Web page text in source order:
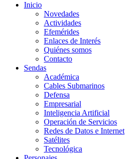
Inicio
Novedades
Actividades
Efemérides
Enlaces de Interés
Quiénes somos
Contacto
Sendas
Académica
Cables Submarinos
Defensa
Empresarial
Inteligencia Artificial
Operación de Servicios
Redes de Datos e Internet
Satélites
Tecnológica